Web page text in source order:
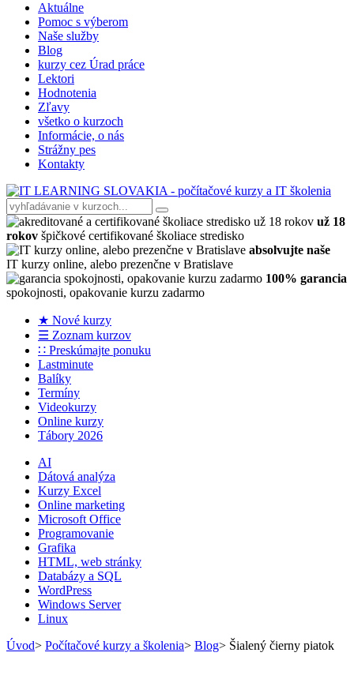
Aktuálne
Pomoc s výberom
Naše služby
Blog
kurzy cez Úrad práce
Lektori
Hodnotenia
Zľavy
všetko o kurzoch
Informácie, o nás
Strážny pes
Kontakty
už 18
rokov špičkové certifikované školiace stredisko
absolvujte naše
IT kurzy online, alebo prezenčne v Bratislave
100% garancia
spokojnosti, opakovanie kurzu zadarmo
★ Nové kurzy
☰ Zoznam kurzov
∷ Preskúmajte ponuku
Lastminute
Balíky
Termíny
Videokurzy
Online kurzy
Tábory 2026
AI
Dátová analýza
Kurzy Excel
Online marketing
Microsoft Office
Programovanie
Grafika
HTML, web stránky
Databázy a SQL
WordPress
Windows Server
Linux
Úvod> Počítačové kurzy a školenia> Blog> Šialený čierny piatok